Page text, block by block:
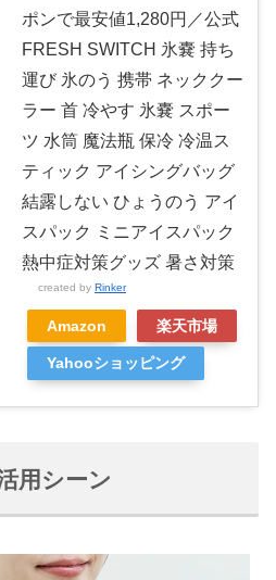
ポンで最安値1,280円／公式
FRESH SWITCH 氷嚢 持ち
運び 氷のう 携帯 ネッククー
ラー 首 冷やす 氷嚢 スポー
ツ 水筒 魔法瓶 保冷 冷温ス
ティック アイシングバッグ
結露しない ひょうのう アイ
スパック ミニアイスパック
熱中症対策グッズ 暑さ対策
created by Rinker
Amazon 楽天市場
Yahooショッピング
用シーン